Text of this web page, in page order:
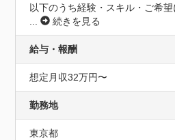
以下のうち経験・スキル・ご希望
...
続きを見る
給与・報酬
想定月収32万円〜
勤務地
東京都